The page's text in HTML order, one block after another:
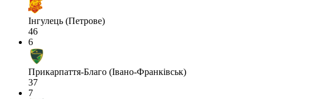
Інгулець (Петрове)
46
6
Прикарпаття-Благо (Івано-Франківськ)
37
7